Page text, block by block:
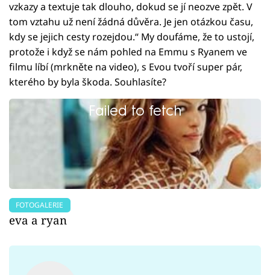
vzkazy a textuje tak dlouho, dokud se jí neozve zpět. V
tom vztahu už není žádná důvěra. Je jen otázkou času,
kdy se jejich cesty rozejdou.“ My doufáme, že to ustojí,
protože i když se nám pohled na Emmu s Ryanem ve
filmu líbí (mrkněte na video), s Evou tvoří super pár,
kterého by byla škoda. Souhlasíte?
Failed to fetch
FOTOGALERIE
eva a ryan